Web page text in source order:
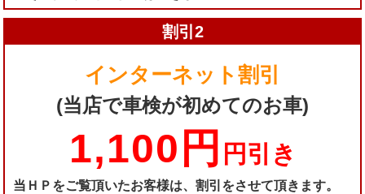
割引2
インターネット割引
(当店で車検が初めてのお車)
1,100円 円引き
当ＨＰをご覧頂いたお客様は、割引をさせて頂きます。